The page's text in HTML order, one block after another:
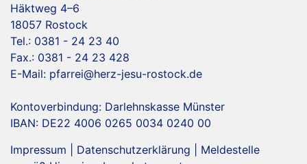
Häktweg 4–6
18057 Rostock
Tel.: 0381 - 24 23 40
Fax.: 0381 - 24 23 428
E-Mail: pfarrei@herz-jesu-rostock.de
Kontoverbindung: Darlehnskasse Münster
IBAN: DE22 4006 0265 0034 0240 00
Impressum
Datenschutzerklärung
Meldestelle